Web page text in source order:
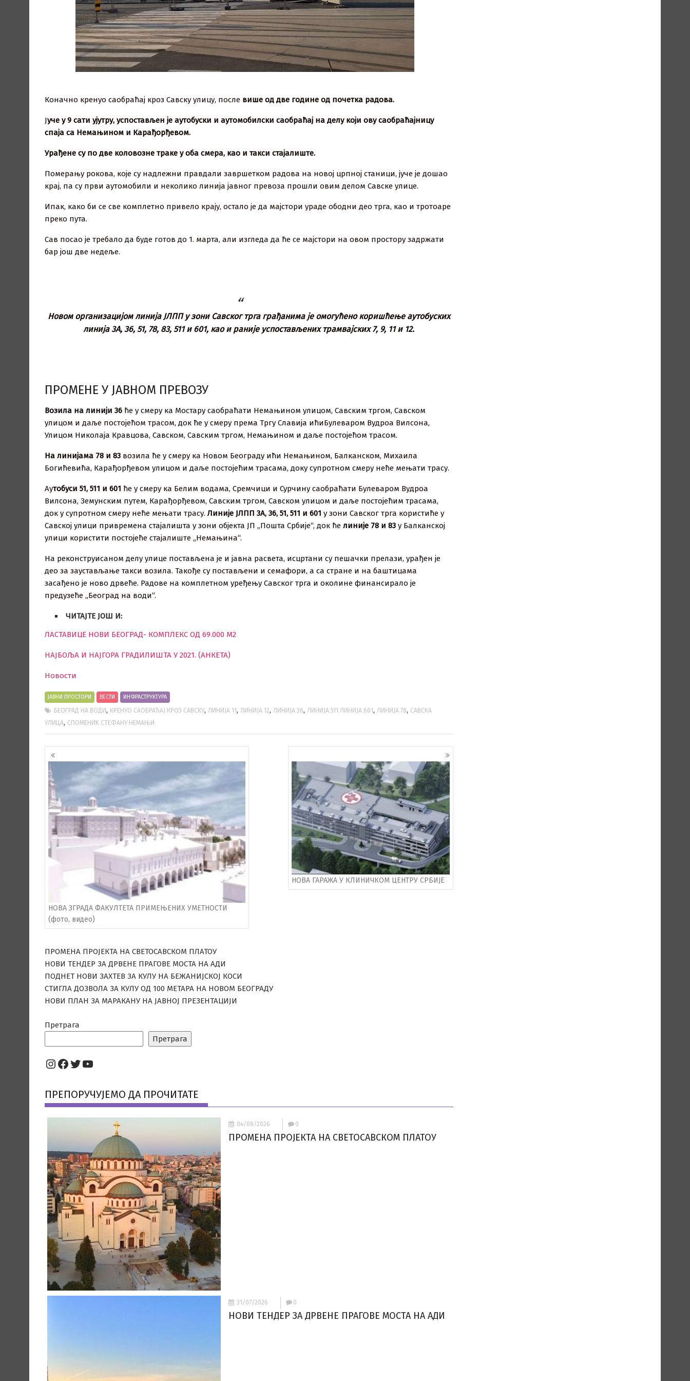
Коначно кренуо саобраћај кроз Савску улицу, после више од две године од почетка радова.
Јуче у 9 сати ујутру, успостављен је аутобуски и аутомобилски саобраћај на делу који ову саобраћајницу
спаја са Немањином и Карађорђевом.
Урађене су по две коловозне траке у оба смера, као и такси стајалиште.
Померању рокова, које су надлежни правдали завршетком радова на новој црпној станици, јуче је дошао
крај, па су први аутомобили и неколико линија јавног превоза прошли овим делом Савске улице.
Ипак, како би се све комплетно привело крају, остало је да мајстори ураде ободни део трга, као и тротоаре
преко пута.
Сав посао је требало да буде готов до 1. марта, али изгледа да ће се мајстори на овом простору задржати
бар још две недеље.
Новом организацијом линија ЈЛПП у зони Савског трга грађанима је омогућено коришћење аутобуских
линија 3А, 36, 51, 78, 83, 511 и 601, као и раније успостављених трамвајских 7, 9, 11 и 12.
ПРОМЕНЕ У ЈАВНОМ ПРЕВОЗУ
Возила на линији 36 ће у смеру ка Мостару саобраћати Немањином улицом, Савским тргом, Савском
улицом и даље постојећом трасом, док ће у смеру према Тргу Славија ићиБулеваром Вудроа Вилсона,
Улицом Николаја Кравцова, Савском, Савским тргом, Немањином и даље постојећом трасом.
На линијама 78 и 83 возила ће у смеру ка Новом Београду ићи Немањином, Балканском, Михаила
Богићевића, Карађорђевом улицом и даље постојећим трасама, доку супротном смеру неће мењати трасу.
Аутобуси 51, 511 и 601 ће у смеру ка Белим водама, Сремчици и Сурчину саобраћати Булеваром Вудроа
Вилсона, Земунским путем, Карађорђевом, Савским тргом, Савском улицом и даље постојећим трасама,
док у супротном смеру неће мењати трасу. Линије ЈЛПП 3А, 36, 51, 511 и 601 у зони Савског трга користиће у
Савској улици привремена стајалишта у зони објекта ЈП „Пошта Србије“, док ће линије 78 и 83 у Балканској
улици користити постојеће стајалиште „Немањина“.
На реконструисаном делу улице постављена је и јавна расвета, исцртани су пешачки прелази, урађен је
део за заустављање такси возила. Такође су постављени и семафори, а са стране и на баштицама
засађено је ново дрвеће. Радове на комплетном уређењу Савског трга и околине финансирало је
предузеће „Београд на води“.
ЧИТАЈТЕ ЈОШ И:
ЛАСТАВИЦЕ НОВИ БЕОГРАД- КОМПЛЕКС ОД 69.000 М2
НАЈБОЉА И НАЈГОРА ГРАДИЛИШТА У 2021. (АНКЕТА)
Новости
ЈАВНИ ПРОСТОРИ ВЕСТИ ИНФРАСТРУКТУРА
БЕОГРАД НА ВОДИ, КРЕНУО САОБРАЋАЈ КРОЗ САВСКУ, ЛИНИЈА 11, ЛИНИЈА 12, ЛИНИЈА 36, ЛИНИЈА 511 ЛИНИЈА 601, ЛИНИЈА 78, САВСКА
УЛИЦА, СПОМЕНИК СТЕФАНУ НЕМАЊИ
Кретање
чланака
НОВА ЗГРАДА ФАКУЛТЕТА ПРИМЕЊЕНИХ УМЕТНОСТИ
(фото, видео)
НОВА ГАРАЖА У КЛИНИЧКОМ ЦЕНТРУ СРБИЈЕ
ПРОМЕНА ПРОЈЕКТА НА СВЕТОСАВСКОМ ПЛАТОУ
НОВИ ТЕНДЕР ЗА ДРВЕНЕ ПРАГОВЕ МОСТА НА АДИ
ПОДНЕТ НОВИ ЗАХТЕВ ЗА КУЛУ НА БЕЖАНИЈСКОЈ КОСИ
СТИГЛА ДОЗВОЛА ЗА КУЛУ ОД 100 МЕТАРА НА НОВОМ БЕОГРАДУ
НОВИ ПЛАН ЗА МАРАКАНУ НА ЈАВНОЈ ПРЕЗЕНТАЦИЈИ
Претрага
Претрага
Instagram
Facebook
Twitter
YouTube
ПРЕПОРУЧУЈЕМО ДА ПРОЧИТАТЕ
04/08/2026 0
ПРОМЕНА ПРОЈЕКТА НА СВЕТОСАВСКОМ ПЛАТОУ
31/07/2026 0
НОВИ ТЕНДЕР ЗА ДРВЕНЕ ПРАГОВЕ МОСТА НА АДИ